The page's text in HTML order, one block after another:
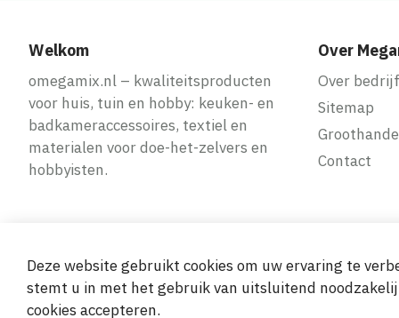
Welkom
omegamix.nl – kwaliteitsproducten
voor huis, tuin en hobby: keuken- en
badkameraccessoires, textiel en
materialen voor doe-het-zelvers en
hobbyisten.
Over
Over bedrijf
Sitemap
Contact
Veilige en
Deze website gebruikt cookies om uw ervaring te
stemt u in met het gebruik van uitsluitend
cookies accepteren.